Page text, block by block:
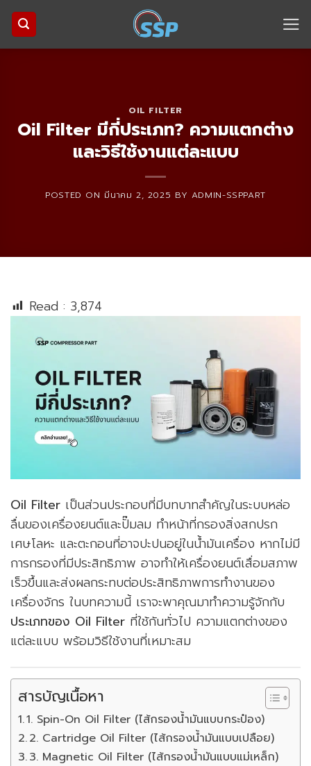
Skip
content
OIL FILTER
Oil Filter มีกี่ประเภท? ความแตกต่าง
และวิธีใช้งานแต่ละแบบ
POSTED ON มีนาคม 2, 2025 BY ADMIN-SSPPART
Read : 3,874
Oil Filter เป็นส่วนประกอบที่มีบทบาทสำคัญในระบบหล่อ
ลื่นของเครื่องยนต์และปั๊มลม ทำหน้าที่กรองสิ่งสกปรก
เศษโลหะ และตะกอนที่อาจปะปนอยู่ในน้ำมันเครื่อง หากไม่มี
การกรองที่มีประสิทธิภาพ อาจทำให้เครื่องยนต์เสื่อมสภาพ
เร็วขึ้นและส่งผลกระทบต่อประสิทธิภาพการทำงานของ
เครื่องจักร ในบทความนี้ เราจะพาคุณมาทำความรู้จักกับ
ประเภทของ Oil Filter ที่ใช้กันทั่วไป ความแตกต่างของ
แต่ละแบบ พร้อมวิธีใช้งานที่เหมาะสม
สารบัญเนื้อหา
1. Spin-On Oil Filter (ไส้กรองน้ำมันแบบกระป๋อง)
2. Cartridge Oil Filter (ไส้กรองน้ำมันแบบเปลือย)
3. Magnetic Oil Filter (ไส้กรองน้ำมันแบบแม่เหล็ก)